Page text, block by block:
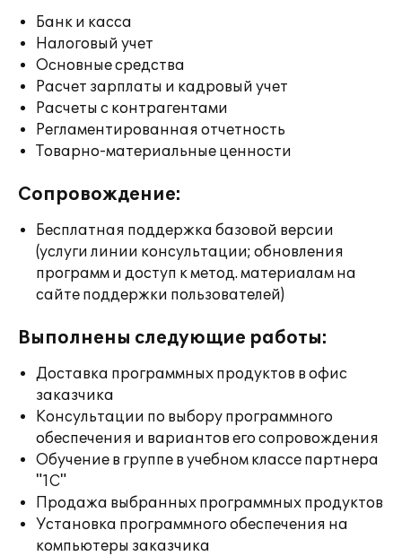
Банк и касса
Налоговый учет
Основные средства
Расчет зарплаты и кадровый учет
Расчеты с контрагентами
Регламентированная отчетность
Товарно-материальные ценности
Сопровождение:
Бесплатная поддержка базовой версии
(услуги линии консультации; обновления
программ и доступ к метод. материалам на
сайте поддержки пользователей)
Выполнены следующие работы:
Доставка программных продуктов в офис
заказчика
Консультации по выбору программного
обеспечения и вариантов его сопровождения
Обучение в группе в учебном классе партнера
"1С"
Продажа выбранных программных продуктов
Установка программного обеспечения на
компьютеры заказчика